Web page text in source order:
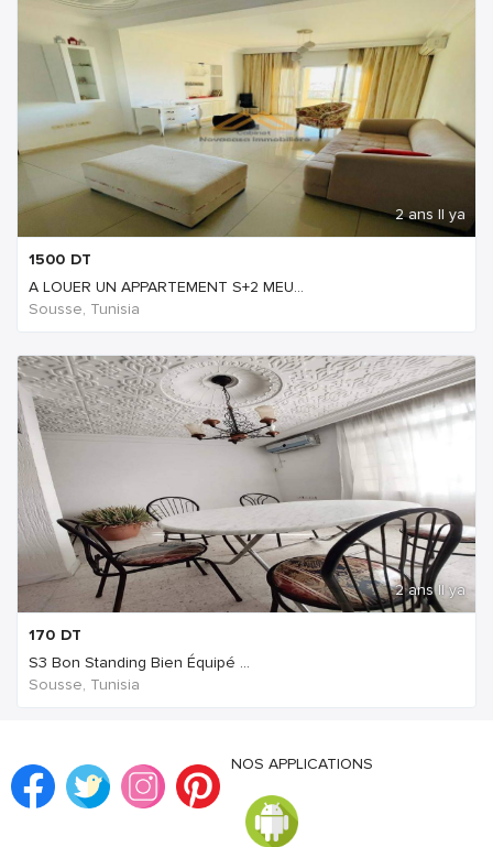
2 ans Il ya
1500 DT
A LOUER UN APPARTEMENT S+2 MEU...
Sousse, Tunisia
2 ans Il ya
170 DT
S3 Bon Standing Bien Équipé ...
Sousse, Tunisia
NOS APPLICATIONS